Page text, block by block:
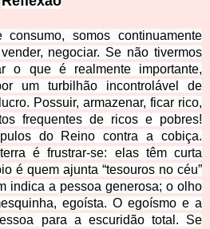
somos continuamente
negociar. Se não tivermos
o que é realmente importante,
um turbilhão incontrolável de
Possuir, armazenar, ficar rico,
frequentes de ricos e pobres!
do Reino contra a cobiça.
é frustrar-se: elas têm curta
é quem ajunta “tesouros no céu”
indica a pessoa generosa; o olho
egoísta. O egoísmo e a
para a escuridão total. Se